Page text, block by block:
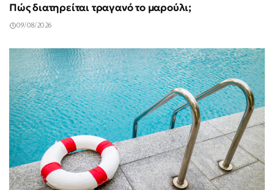
Πώς διατηρείται τραγανό το μαρούλι;
09/08/2026